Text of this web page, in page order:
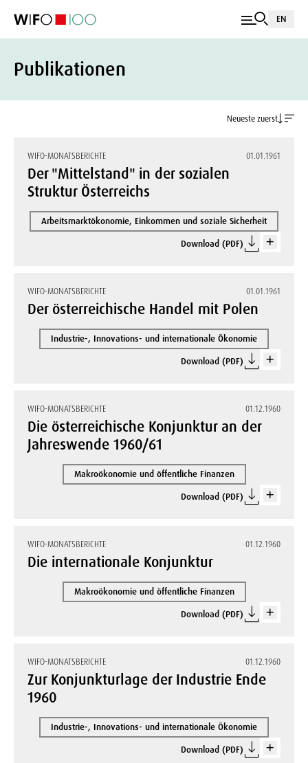
EN
Publikationen
Neueste zuerst
WIFO-MONATSBERICHTE 01.01.1961
Der "Mittelstand" in der sozialen
Struktur Österreichs
Arbeitsmarktökonomie, Einkommen und soziale Sicherheit
Download (PDF)
WIFO-MONATSBERICHTE 01.01.1961
Der österreichische Handel mit Polen
Industrie-, Innovations- und internationale Ökonomie
Download (PDF)
WIFO-MONATSBERICHTE 01.12.1960
Die österreichische Konjunktur an der
Jahreswende 1960/61
Makroökonomie und öffentliche Finanzen
Download (PDF)
WIFO-MONATSBERICHTE 01.12.1960
Die internationale Konjunktur
Makroökonomie und öffentliche Finanzen
Download (PDF)
WIFO-MONATSBERICHTE 01.12.1960
Zur Konjunkturlage der Industrie Ende
1960
Industrie-, Innovations- und internationale Ökonomie
Download (PDF)